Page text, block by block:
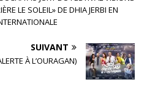
LE SOLEIL» DE DHIA JERBI EN
SUIVANT
À L’OURAGAN)